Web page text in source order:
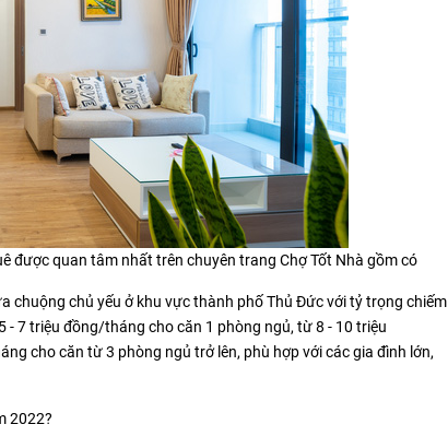
được quan tâm nhất trên chuyên trang Chợ Tốt Nhà gồm có
chuộng chủ yếu ở khu vực thành phố Thủ Đức với tỷ trọng chiếm
- 7 triệu đồng/tháng cho căn 1 phòng ngủ, từ 8 - 10 triệu
cho căn từ 3 phòng ngủ trở lên, phù hợp với các gia đình lớn,
2022?